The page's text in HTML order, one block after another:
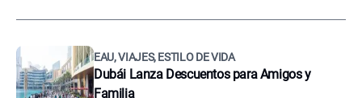
EAU, VIAJES, ESTILO DE VIDA
Dubái Lanza Descuentos para Amigos y
Familia